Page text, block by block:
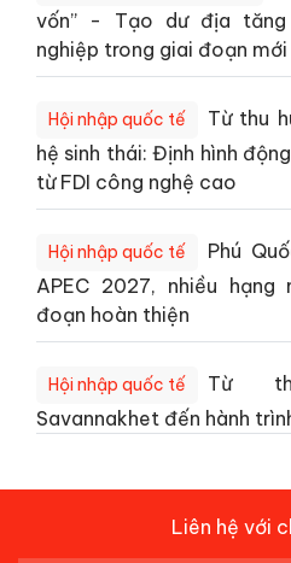
vốn” - Tạo dư địa tăng
nghiệp trong giai đoạn mới
Hội nhập quốc tế
Từ thu
hệ sinh thái: Định hình
từ FDI công nghệ cao
Hội nhập quốc tế
Phú
APEC 2027, nhiều
đoạn hoàn thiện
Hội nhập quốc tế
Từ
Savannakhet đến hành
Liên hệ với